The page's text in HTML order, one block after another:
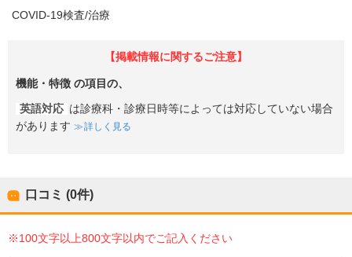
COVID-19検査/治療
【掲載情報に関するご注意】
機能・特徴 の項目の、
英語対応 は診療科・診療日時等によっては対応していない場合
があります
詳しく見る
口コミ (0件)
※100文字以上800文字以内でご記入ください